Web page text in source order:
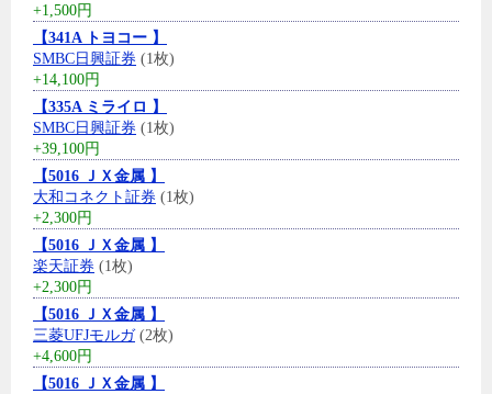
+1,500円
【341A トヨコー 】
SMBC日興証券 (1枚)
+14,100円
【335A ミライロ 】
SMBC日興証券 (1枚)
+39,100円
【5016 ＪＸ金属 】
大和コネクト証券 (1枚)
+2,300円
【5016 ＪＸ金属 】
楽天証券 (1枚)
+2,300円
【5016 ＪＸ金属 】
三菱UFJモルガ(2枚)
+4,600円
【5016 ＪＸ金属 】